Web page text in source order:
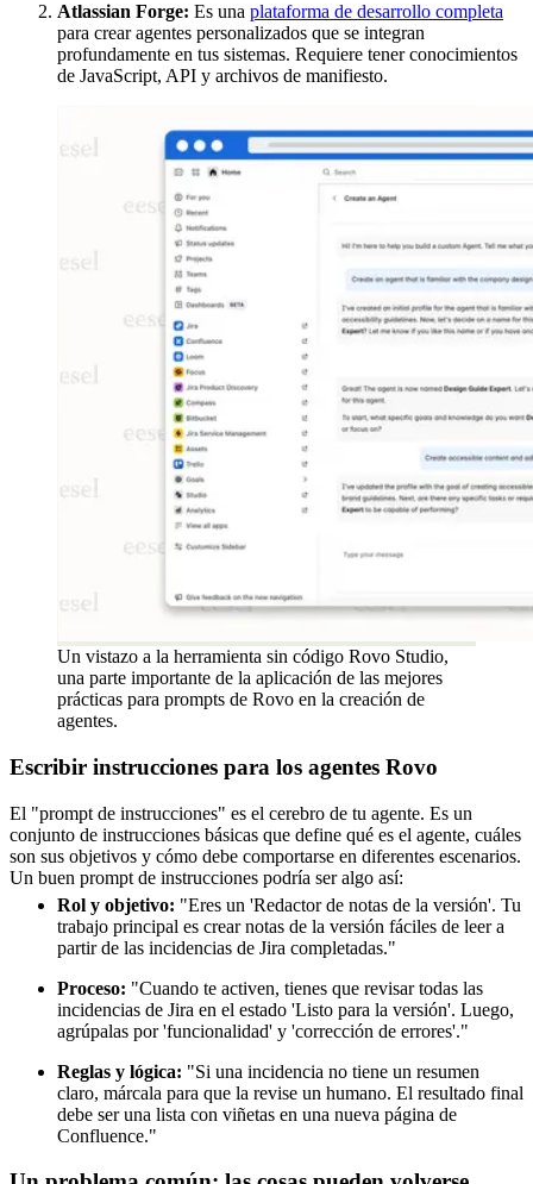
Atlassian Forge: Es una plataforma de desarrollo completa
para crear agentes personalizados que se integran
profundamente en tus sistemas. Requiere tener conocimientos
de JavaScript, API y archivos de manifiesto.
Un vistazo a la herramienta sin código Rovo Studio,
una parte importante de la aplicación de las mejores
prácticas para prompts de Rovo en la creación de
agentes.
Escribir instrucciones para los agentes Rovo
El "prompt de instrucciones" es el cerebro de tu agente. Es un
conjunto de instrucciones básicas que define qué es el agente, cuáles
son sus objetivos y cómo debe comportarse en diferentes escenarios.
Un buen prompt de instrucciones podría ser algo así:
Rol y objetivo: "Eres un 'Redactor de notas de la versión'. Tu
trabajo principal es crear notas de la versión fáciles de leer a
partir de las incidencias de Jira completadas."
Proceso: "Cuando te activen, tienes que revisar todas las
incidencias de Jira en el estado 'Listo para la versión'. Luego,
agrúpalas por 'funcionalidad' y 'corrección de errores'."
Reglas y lógica: "Si una incidencia no tiene un resumen
claro, márcala para que la revise un humano. El resultado final
debe ser una lista con viñetas en una nueva página de
Confluence."